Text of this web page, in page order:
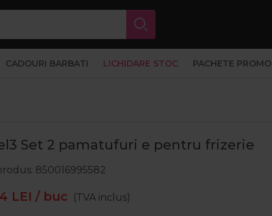
CADOURI BARBATI LICHIDARE STOC PACHETE PROMO
Set 2 pamatufuri e pentru frizerie
850016995582
LEI / buc (TVA inclus)